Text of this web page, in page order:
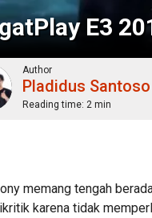
E3
Author
Pladidus Santoso
Reading time: 2 min
memang tengah
karena tidak